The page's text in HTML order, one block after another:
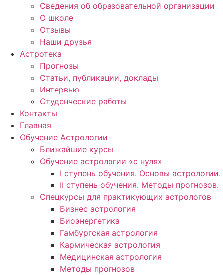
Сведения об образовательной организации
О школе
Отзывы
Наши друзья
Астротека
Прогнозы
Статьи, публикации, доклады
Интервью
Студенческие работы
Контакты
Главная
Обучение Астрологии
Ближайшие курсы
Обучение астрологии «с нуля»
I ступень обучения. Основы астрологии.
II ступень обучения. Методы прогнозов.
Спецкурсы для практикующих астрологов
Бизнес астрология
Биоэнергетика
Гамбургская астрология
Кармическая астрология
Медицинская астрология
Методы прогнозов